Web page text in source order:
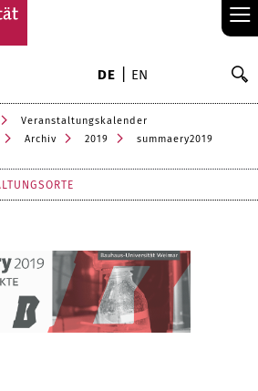
≡
DE EN
Veranstaltungskalender
Archiv 2019
summaery2019